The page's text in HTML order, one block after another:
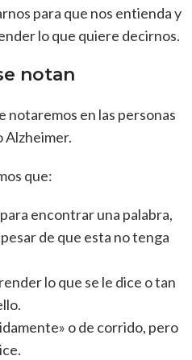
para que nos entienda y
lo que quiere decirnos.
notan
notaremos en las personas
Alzheimer.
que:
encontrar una palabra,
de que esta no tenga
lo que se le dice o tan
o de corrido, pero